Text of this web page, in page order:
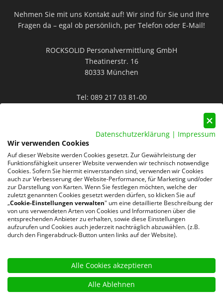
Nehmen Sie mit uns Kontakt auf! Wir sind für Sie und Ihre
Fragen da – egal ob persönlich, per Telefon oder E-Mail!
ROCKSOLID Personalvermittlung GmbH
Theatinerstr. 16
80333 München
Tel: 089 217 03 81-00
Datenschutz AGB Impressum
220 Google-Rezensionen
★★★★ ★
4,8 von 5 Sternen
Datenschutzerklärung | Impressum
Wir verwenden Cookies
Auf dieser Website werden Cookies gesetzt. Zur Gewährleistung der
Funktionsfähigkeit unserer Website verwenden wir technisch notwendige
Cookies. Sofern Sie hiermit einverstanden sind, verwenden wir Cookies
auch zur Verbesserung der Website-Performance, für Marketing und/oder
zur Darstellung von Karten. Wenn Sie festlegen möchten, welche der
zuletzt genannten Cookies gesetzt werden dürfen, so klicken Sie auf
„Cookie-Einstellungen verwalten" um eine detaillierte Beschreibung der
von uns verwendeten Arten von Cookies und Informationen über die
entsprechenden Anbieter zu erhalten, sowie diese Einstellungen
aufzurufen und Cookies auch jederzeit nachträglich abzuwählen. (z.B.
durch den Fingerabdruck-Button unten links auf der Website).
Alle Cookies akzeptieren
Alle Ablehnen